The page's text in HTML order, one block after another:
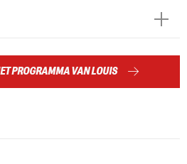
PROGRAMMA VAN LOUIS